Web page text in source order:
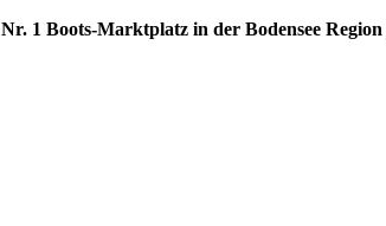
Nr. 1 Boots-Marktplatz in der Bodensee Region